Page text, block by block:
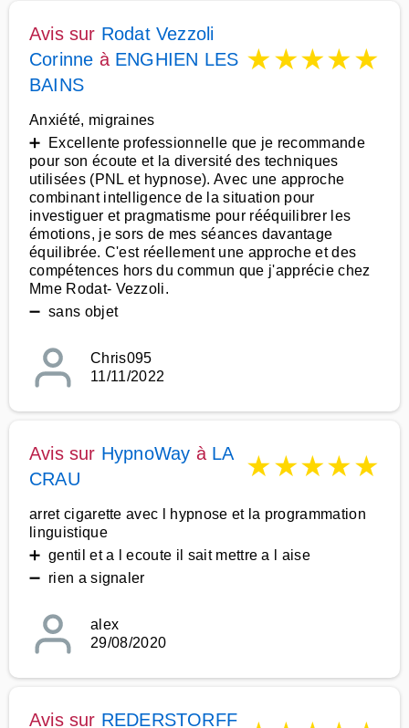
Avis sur Rodat Vezzoli
Corinne à ENGHIEN LES
BAINS
★★★★★
Anxiété, migraines
➕ Excellente professionnelle que je recommande
pour son écoute et la diversité des techniques
utilisées (PNL et hypnose). Avec une approche
combinant intelligence de la situation pour
investiguer et pragmatisme pour rééquilibrer les
émotions, je sors de mes séances davantage
équilibrée. C'est réellement une approche et des
compétences hors du commun que j'apprécie chez
Mme Rodat- Vezzoli.
➖ sans objet
Chris095
11/11/2022
Avis sur HypnoWay à LA
CRAU
★★★★★
arret cigarette avec l hypnose et la programmation
linguistique
➕ gentil et a l ecoute il sait mettre a l aise
➖ rien a signaler
alex
29/08/2020
Avis sur REDERSTORFF